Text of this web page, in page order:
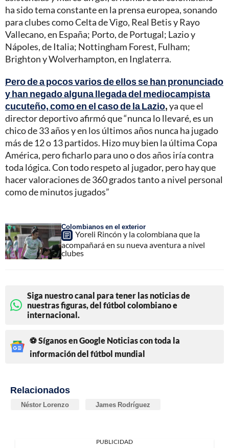
ha sido tema constante en la prensa europea, sonando
para clubes como Celta de Vigo, Real Betis y Rayo
Vallecano, en España; Porto, de Portugal; Lazio y
Nápoles, de Italia; Nottingham Forest, Fulham;
Brighton y Wolverhampton, en Inglaterra.
Pero de a pocos varios de ellos se han pronunciado
y han negado alguna llegada del mediocampista
cucuteño, como en el caso de la Lazio,ya que el
director deportivo afirmó que “nunca lo llevaré, es un
chico de 33 años y en los últimos años nunca ha jugado
más de 12 o 13 partidos. Hizo muy bien la última Copa
América, pero ficharlo para uno o dos años iría contra
toda lógica. Con todo respeto al jugador, pero hay que
hacer valoraciones de 360 grados tanto a nivel personal
como de minutos jugados”
Colombianos en el exterior
Yoreli Rincón y la colombiana que la
acompañará en su nueva aventura a nivel
clubes
Siga nuestro canal para tener las noticias de
nuestras figuras, del fútbol colombiano e
internacional.
⚽ Síganos en Google Noticias con toda la
información del fútbol mundial
Relacionados
Néstor Lorenzo James Rodríguez
PUBLICIDAD